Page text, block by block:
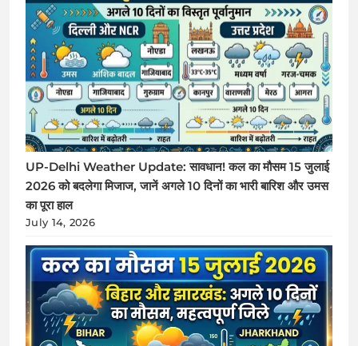
UP-Delhi Weather Update: सावधान! कल का मौसम 15 जुलाई
2026 को बदलेगा मिजाज, जानें अगले 10 दिनों का भारी बारिश और उमस
का पूरा हाल
July 14, 2026